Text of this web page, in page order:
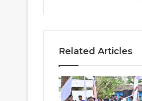
Related Articles